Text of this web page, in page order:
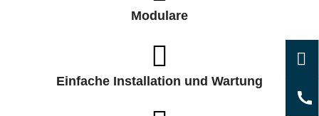
Modulare
Einfache Installation und Wartung